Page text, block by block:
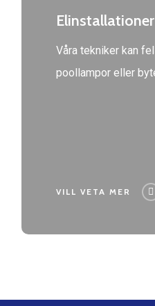
Elinstallationer
Våra tekniker kan
poollampor eller
VILL VETA MER